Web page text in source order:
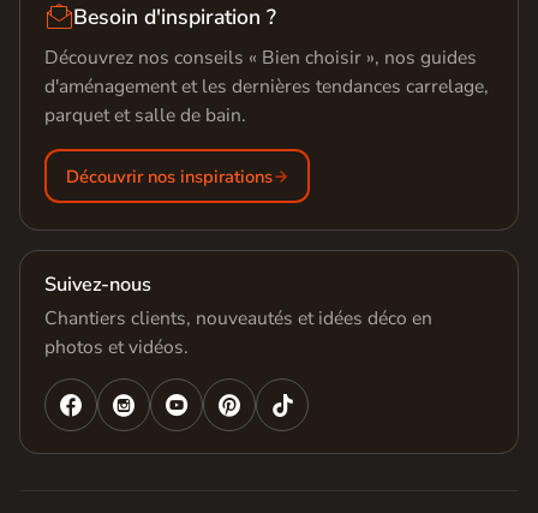
Besoin d'inspiration ?
Découvrez nos conseils « Bien choisir », nos guides
d'aménagement et les dernières tendances carrelage,
parquet et salle de bain.
Découvrir nos inspirations
Suivez-nous
Chantiers clients, nouveautés et idées déco en
photos et vidéos.
   